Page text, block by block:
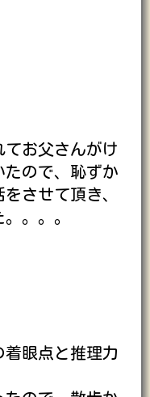
お父さんがけ
たので、恥ずか
させて頂き、
。。。
着眼点と推理力